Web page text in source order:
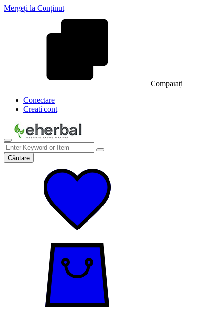
Mergeți la Conținut
Comparați
Conectare
Creati cont
Căutare